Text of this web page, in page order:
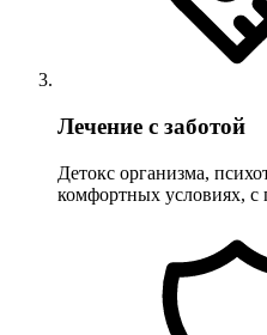
Лечение с заботой
Детокс организма,
комфортных условиях, с